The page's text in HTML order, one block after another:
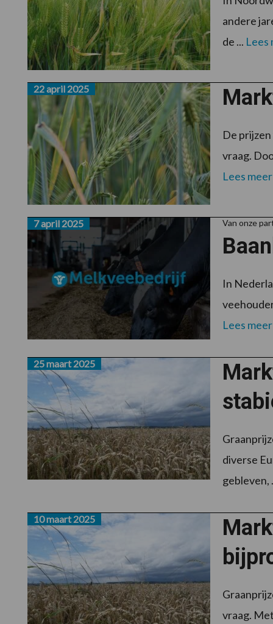
andere
de ... Lees
22 april 2025
De
vraag.
Lees meer
Van onze
7 april 2025
In
Lees meer
25 maart 2025
diverse
gebleven,
10 maart 2025
vraag.